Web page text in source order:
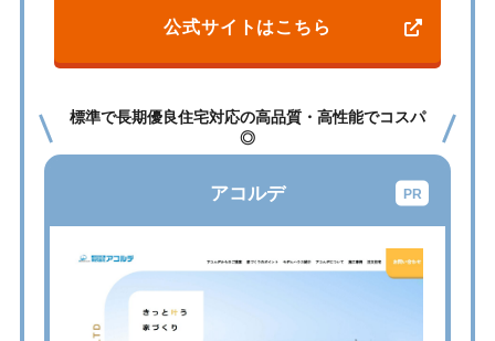
公式サイトはこちら
標準で長期優良住宅対応の高品質・高性能でコスパ
◎
アコルデ